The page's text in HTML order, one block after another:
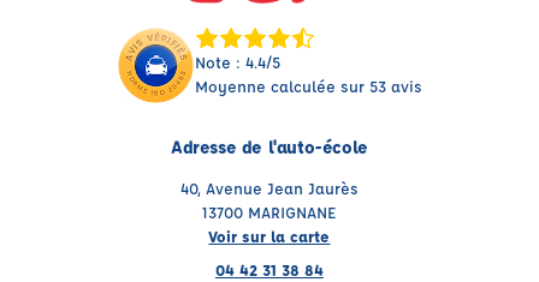
Note : 4.4/5
Moyenne calculée sur 53 avis
Adresse de l'auto-école
40, Avenue Jean Jaurès
13700 MARIGNANE
Voir sur la carte
04 42 31 38 84